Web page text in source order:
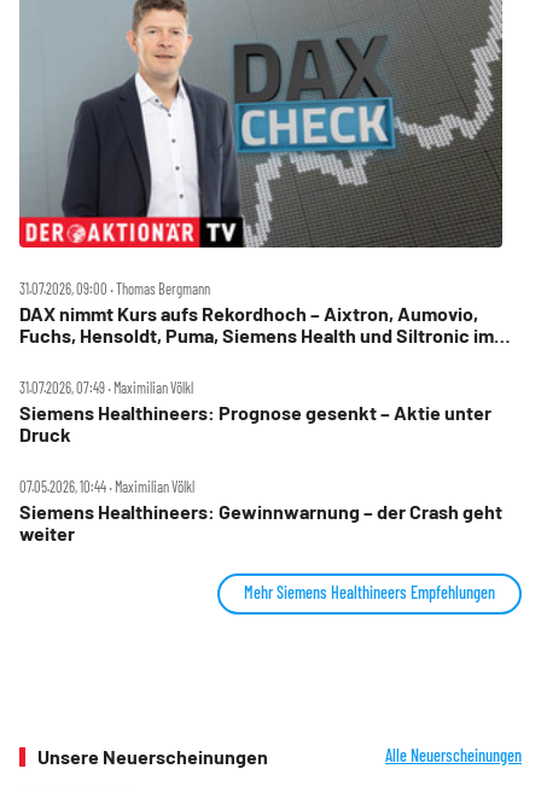
31.07.2026, 09:00 ‧ Thomas Bergmann
DAX nimmt Kurs aufs Rekordhoch – Aixtron, Aumovio,
Fuchs, Hensoldt, Puma, Siemens Health und Siltronic im
31.07.2026, 07:49 ‧ Maximilian Völkl
Siemens Healthineers: Prognose gesenkt – Aktie unter
Druck
07.05.2026, 10:44 ‧ Maximilian Völkl
Siemens Healthineers: Gewinnwarnung – der Crash geht
weiter
Mehr Siemens Healthineers Empfehlungen
Unsere Neuerscheinungen Alle Neuerscheinungen